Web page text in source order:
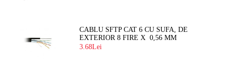
CABLU SFTP CAT 6 CU SUFA, DE
EXTERIOR 8 FIRE X 0,56 MM
3.68Lei